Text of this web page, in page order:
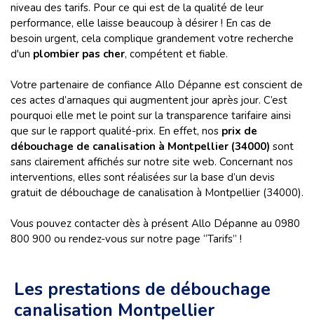
niveau des tarifs. Pour ce qui est de la qualité de leur
performance, elle laisse beaucoup à désirer ! En cas de
besoin urgent, cela complique grandement votre recherche
d'un plombier pas cher, compétent et fiable.
Votre partenaire de confiance Allo Dépanne est conscient de
ces actes d’arnaques qui augmentent jour après jour. C’est
pourquoi elle met le point sur la transparence tarifaire ainsi
que sur le rapport qualité-prix. En effet, nos prix de
débouchage de canalisation à Montpellier (34000) sont
sans clairement affichés sur notre site web. Concernant nos
interventions, elles sont réalisées sur la base d’un devis
gratuit de débouchage de canalisation à Montpellier (34000).
Vous pouvez contacter dès à présent Allo Dépanne au 0980
800 900 ou rendez-vous sur notre page “Tarifs” !
Les prestations de débouchage
canalisation Montpellier